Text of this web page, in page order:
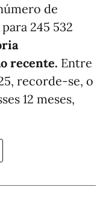
de
245 532
recente. Entre
recorde-se, o
12 meses,